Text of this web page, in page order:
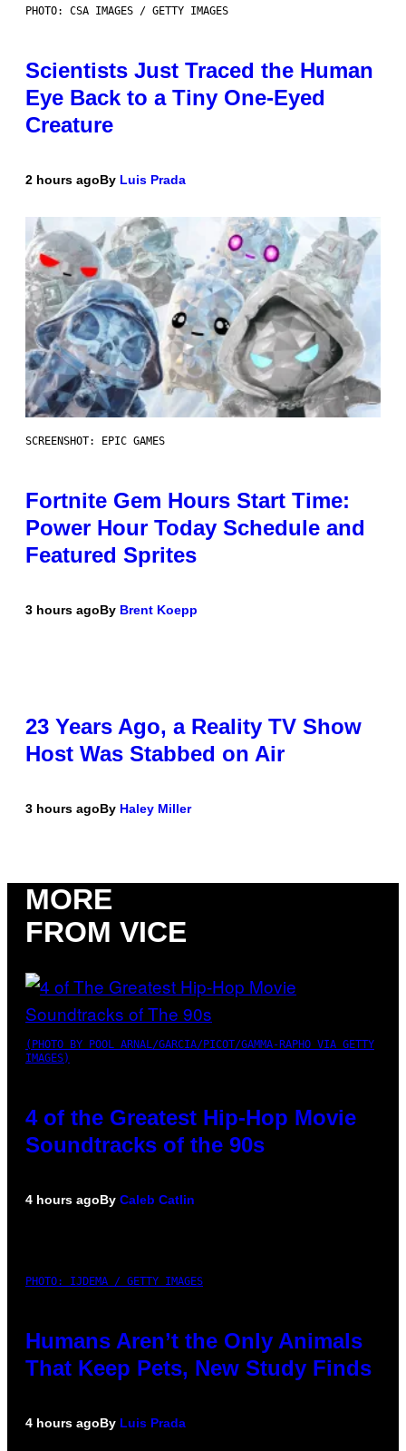
PHOTO: CSA IMAGES / GETTY IMAGES
Scientists Just Traced the Human
Eye Back to a Tiny One-Eyed
Creature
2 hours agoBy Luis Prada
SCREENSHOT: EPIC GAMES
Fortnite Gem Hours Start Time:
Power Hour Today Schedule and
Featured Sprites
3 hours agoBy Brent Koepp
23 Years Ago, a Reality TV Show
Host Was Stabbed on Air
3 hours agoBy Haley Miller
MORE
FROM VICE
(PHOTO BY POOL ARNAL/GARCIA/PICOT/GAMMA-RAPHO VIA GETTY
IMAGES)
4 of the Greatest Hip-Hop Movie
Soundtracks of the 90s
4 hours agoBy Caleb Catlin
PHOTO: IJDEMA / GETTY IMAGES
Humans Aren’t the Only Animals
That Keep Pets, New Study Finds
4 hours agoBy Luis Prada